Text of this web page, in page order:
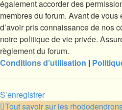
également accorder des
membres du forum. Avant de
d’avoir pris connaissance de nos
notre politique de vie privée.
règlement du forum.
Conditions d’utilisation |
S’enregistrer
Tout savoir sur les